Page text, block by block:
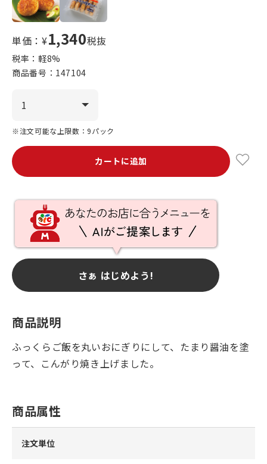
単価：¥1,340税抜
税率：軽8%
商品番号： 147104
※注文可能な上限数：9パック
カートに追加
さぁ はじめよう!
商品説明
ふっくらご飯を丸いおにぎりにして、たまり醤油を塗
って、こんがり焼き上げました。
商品属性
注文単位